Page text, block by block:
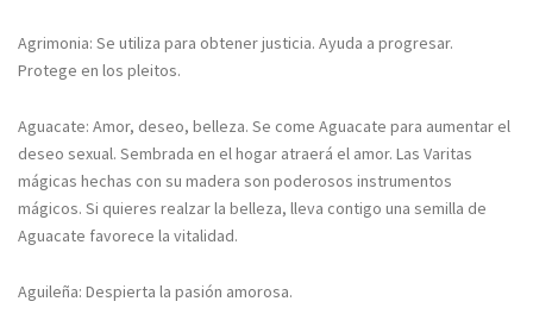
Agrimonia: Se utiliza para obtener justicia. Ayuda a progresar.
Protege en los pleitos.
Aguacate: Amor, deseo, belleza. Se come Aguacate para aumentar el
deseo sexual. Sembrada en el hogar atraerá el amor. Las Varitas
mágicas hechas con su madera son poderosos instrumentos
mágicos. Si quieres realzar la belleza, lleva contigo una semilla de
Aguacate favorece la vitalidad.
Aguileña: Despierta la pasión amorosa.